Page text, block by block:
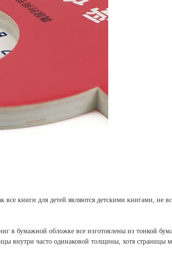
книги для детей являются детскими книгами, не
в бумажной обложке все изготовлены из тонкой
внутри часто одинаковой толщины, хотя страницы